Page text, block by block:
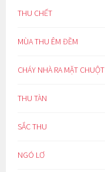
THU CHẾT
MÙA THU ÊM ĐỀM
CHÁY NHÀ RA MẶT CHUỘT
THU TÀN
SẮC THU
NGÓ LƠ